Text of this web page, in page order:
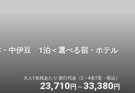
中伊豆 1泊＜選べる宿・ホテル
大人1名様あたり 旅行代金（2～4名1室・税込）
23,710 円 33,380 円